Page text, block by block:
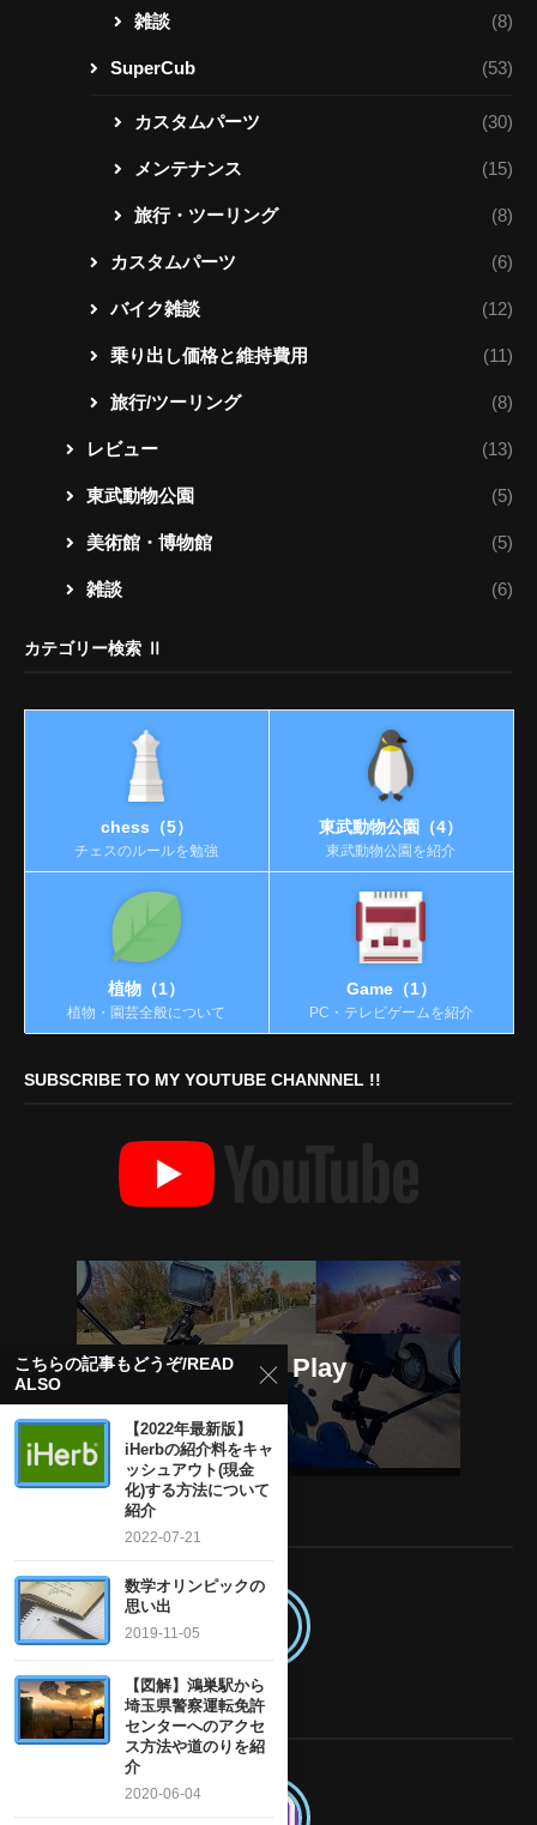
雑談 (8)
SuperCub (53)
カスタムパーツ (30)
メンテナンス (15)
旅行・ツーリング (8)
カスタムパーツ (6)
バイク雑談 (12)
乗り出し価格と維持費用 (11)
旅行/ツーリング (8)
レビュー (13)
東武動物公園 (5)
美術館・博物館 (5)
雑談 (6)
カテゴリー検索 Ⅱ
chess（5）
チェスのルールを勉強
東武動物公園（4）
東武動物公園を紹介
植物（1）
植物・園芸全般について
Game（1）
PC・テレビゲームを紹介
SUBSCRIBE TO MY YOUTUBE CHANNNEL !!
MY TWITTER ACCOUNT
MY INSTAGRAM ACCOUNT
こちらの記事もどうぞ/READ
ALSO
【2022年最新版】
iHerbの紹介料をキャ
ッシュアウト(現金
化)する方法について
紹介
2022-07-21
数学オリンピックの
思い出
2019-11-05
【図解】鴻巣駅から
埼玉県警察運転免許
センターへのアクセ
ス方法や道のりを紹
介
2020-06-04